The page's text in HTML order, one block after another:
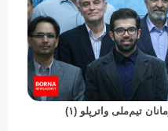
تیم‌ملی واترپلو (۱)